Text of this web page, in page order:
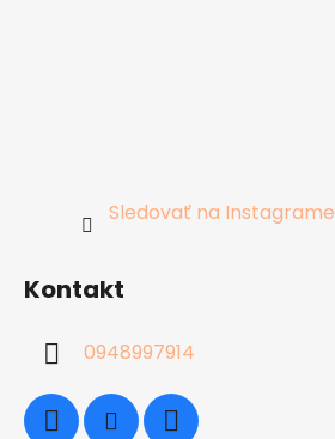
Sledovať na Instagrame
Kontakt
0948997914